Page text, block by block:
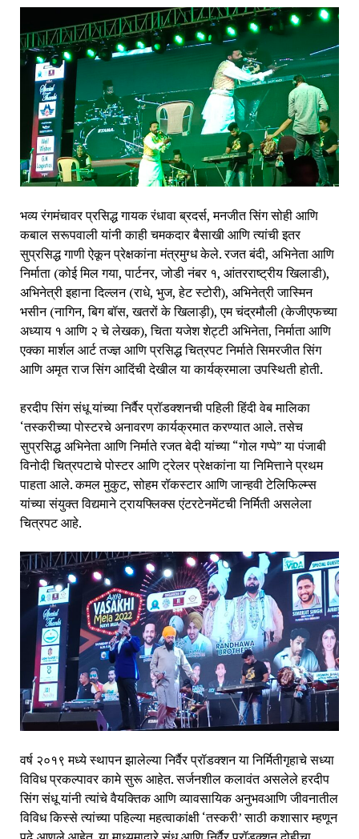
भव्य रंगमंचावर प्रसिद्ध गायक रंधावा ब्रदर्स, मनजीत सिंग सोही आणि
कबाल सरूपवाली यांनी काही चमकदार बैसाखी आणि त्यांची इतर
सुप्रसिद्ध गाणी ऐकून प्रेक्षकांना मंत्रमुग्ध केले. रजत बंदी, अभिनेता आणि
निर्माता (कोई मिल गया, पार्टनर, जोडी नंबर १, आंतरराष्ट्रीय खिलाडी),
अभिनेत्री इहाना दिल्लन (राधे, भुज, हेट स्टोरी), अभिनेत्री जास्मिन
भसीन (नागिन, बिग बॉस, खतरों के खिलाड़ी), एम चंद्रमौली (केजीएफच्या
अध्याय १ आणि २ चे लेखक), चिता यजेश शेट्टी अभिनेता, निर्माता आणि
एक्का मार्शल आर्ट तज्ज्ञ आणि प्रसिद्ध चित्रपट निर्माते सिमरजीत सिंग
आणि अमृत राज सिंग आदिंची देखील या कार्यक्रमाला उपस्थिती होती.
हरदीप सिंग संधू यांच्या निर्वैर प्रॉडक्शनची पहिली हिंदी वेब मालिका
‘तस्करीच्या पोस्टरचे अनावरण कार्यक्रमात करण्यात आले. तसेच
सुप्रसिद्ध अभिनेता आणि निर्माते रजत बेदी यांच्या “गोल गप्पे” या पंजाबी
विनोदी चित्रपटाचे पोस्टर आणि ट्रेलर प्रेक्षकांना या निमित्ताने प्रथम
पाहता आले. कमल मुकुट, सोहम रॉकस्टार आणि जान्हवी टेलिफिल्म्स
यांच्या संयुक्त विद्यमाने ट्रायफ्लिक्स एंटरटेनमेंटची निर्मिती असलेला
चित्रपट आहे.
वर्ष २०१९ मध्ये स्थापन झालेल्या निर्वैर प्रॉडक्शन या निर्मितीगृहाचे सध्या
विविध प्रकल्पावर कामे सुरू आहेत. सर्जनशील कलावंत असलेले हरदीप
सिंग संधू यांनी त्यांचे वैयक्तिक आणि व्यावसायिक अनुभवआणि जीवनातील
विविध किस्से त्यांच्या पहिल्या महत्वाकांक्षी ‘तस्करी’ साठी कशासार म्हणून